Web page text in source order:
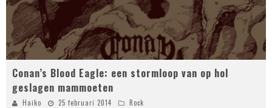
Conan’s Blood Eagle: een stormloop van op hol
geslagen mammoeten
Haiko 25 februari 2014 Rock